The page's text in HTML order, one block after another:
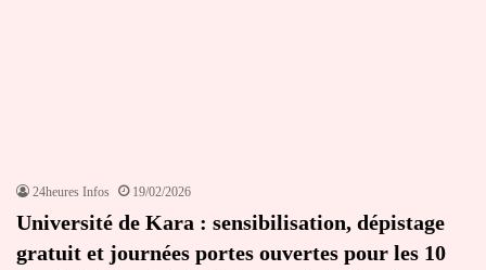
24heures Infos 19/02/2026
Université de Kara : sensibilisation, dépistage
gratuit et journées portes ouvertes pour les 10